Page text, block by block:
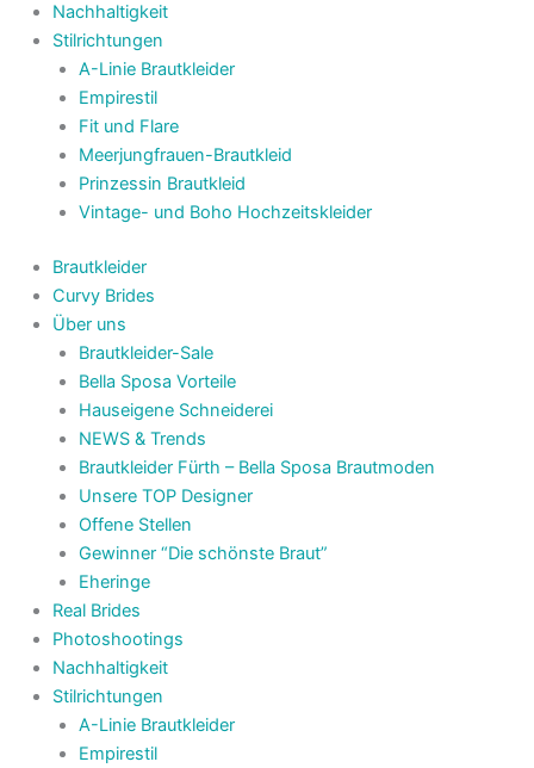
Nachhaltigkeit
Stilrichtungen
A-Linie Brautkleider
Empirestil
Fit und Flare
Meerjungfrauen-Brautkleid
Prinzessin Brautkleid
Vintage- und Boho Hochzeitskleider
Brautkleider
Curvy Brides
Über uns
Brautkleider-Sale
Bella Sposa Vorteile
Hauseigene Schneiderei
NEWS & Trends
Brautkleider Fürth – Bella Sposa Brautmoden
Unsere TOP Designer
Offene Stellen
Gewinner “Die schönste Braut”
Eheringe
Real Brides
Photoshootings
Nachhaltigkeit
Stilrichtungen
A-Linie Brautkleider
Empirestil